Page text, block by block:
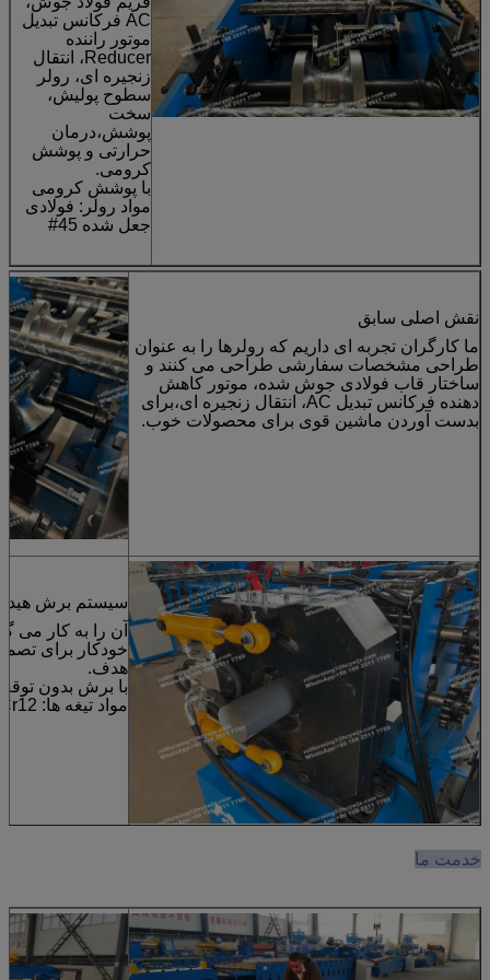
AC فرکانس تبدیل
موتور راننده
Reducer، انتقال
زنجیره ای، رولر
سطوح پولیش،
سخت
پوشش،درمان
حرارتی و پوشش
کرومی.
با پوشش کرومی
مواد رولر: فولادی
جعل شده 45#
نقش اصلی سابق
ما کارگران تجربه ای داریم که رولرها را به عنوان
طراحی مشخصات سفارشی طراحی می کنند و
ساختار قاب فولادی جوش شده، موتور کاهش
دهنده فرکانس تبدیل AC، انتقال زنجیره ای،برای
بدست آوردن ماشین قوی برای محصولات خوب.
سیستم برش
آن را به کار می
خودکار برای
هدف.
با برش بدون
مواد تیغه ها: Cr12، درمان خاموش کننده
خدمت ما